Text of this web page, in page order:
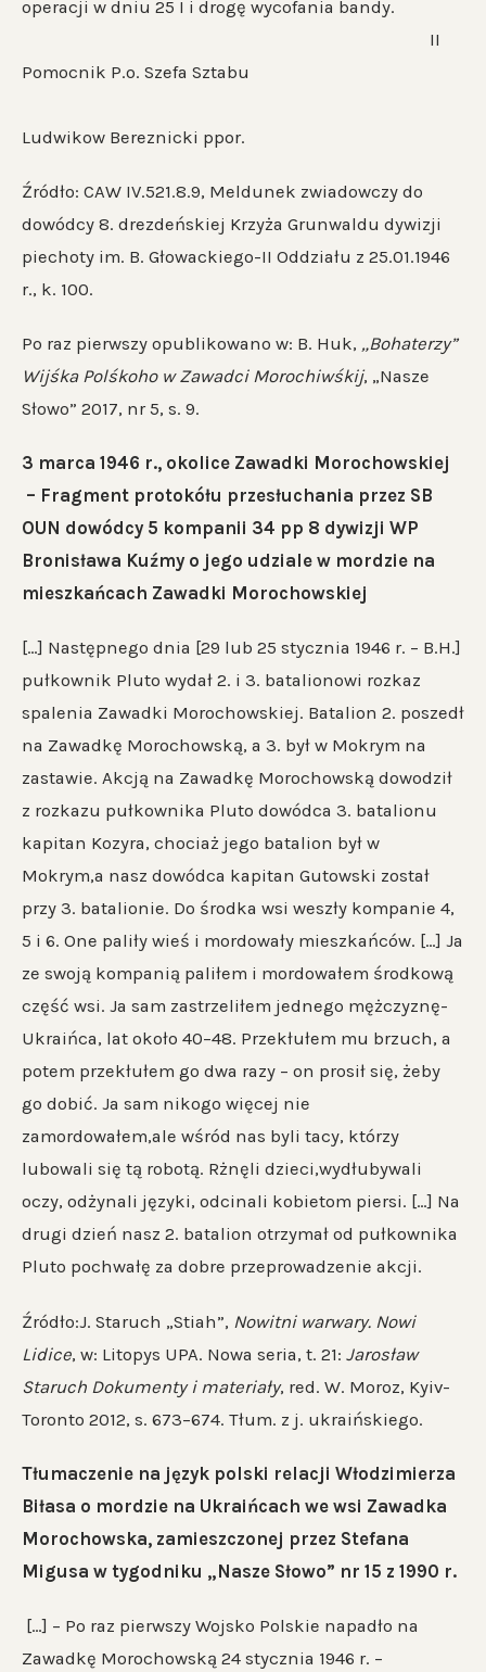
operacji w dniu 25 I i drogę wycofania bandy.
II
Pomocnik P.o. Szefa Sztabu
Ludwikow Bereznicki ppor.
Źródło: CAW IV.521.8.9, Meldunek zwiadowczy do
dowódcy 8. drezdeńskiej Krzyża Grunwaldu dywizji
piechoty im. B. Głowackiego-II Oddziału z 25.01.1946
r., k. 100.
Po raz pierwszy opublikowano w: B. Huk, „Bohaterzy”
Wijśka Polśkoho w Zawadci Morochiwśkij, „Nasze
Słowo” 2017, nr 5, s. 9.
3 marca 1946 r., okolice Zawadki Morochowskiej
– Fragment protokółu przesłuchania przez SB
OUN dowódcy 5 kompanii 34 pp 8 dywizji WP
Bronisława Kuźmy o jego udziale w mordzie na
mieszkańcach Zawadki Morochowskiej
[…] Następnego dnia [29 lub 25 stycznia 1946 r. – B.H.]
pułkownik Pluto wydał 2. i 3. batalionowi rozkaz
spalenia Zawadki Morochowskiej. Batalion 2. poszedł
na Zawadkę Morochowską, a 3. był w Mokrym na
zastawie. Akcją na Zawadkę Morochowską dowodził
z rozkazu pułkownika Pluto dowódca 3. batalionu
kapitan Kozyra, chociaż jego batalion był w
Mokrym,a nasz dowódca kapitan Gutowski został
przy 3. batalionie. Do środka wsi weszły kompanie 4,
5 i 6. One paliły wieś i mordowały mieszkańców. […] Ja
ze swoją kompanią paliłem i mordowałem środkową
część wsi. Ja sam zastrzeliłem jednego mężczyznę-
Ukraińca, lat około 40–48. Przekłułem mu brzuch, a
potem przekłułem go dwa razy – on prosił się, żeby
go dobić. Ja sam nikogo więcej nie
zamordowałem,ale wśród nas byli tacy, którzy
lubowali się tą robotą. Rżnęli dzieci,wydłubywali
oczy, odżynali języki, odcinali kobietom piersi. […] Na
drugi dzień nasz 2. batalion otrzymał od pułkownika
Pluto pochwałę za dobre przeprowadzenie akcji.
Źródło:J. Staruch „Stiah”, Nowitni warwary. Nowi
Lidice, w: Litopys UPA. Nowa seria, t. 21: Jarosław
Staruch Dokumenty i materiały, red. W. Moroz, Kyiv-
Toronto 2012, s. 673–674. Tłum. z j. ukraińskiego.
Tłumaczenie na język polski relacji Włodzimierza
Biłasa o mordzie na Ukraińcach we wsi Zawadka
Morochowska, zamieszczonej przez Stefana
Migusa w tygodniku „Nasze Słowo” nr 15 z 1990 r.
[…] – Po raz pierwszy Wojsko Polskie napadło na
Zawadkę Morochowską 24 stycznia 1946 r. –